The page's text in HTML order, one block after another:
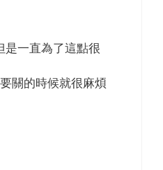
一直為了這點很
關的時候就很麻煩